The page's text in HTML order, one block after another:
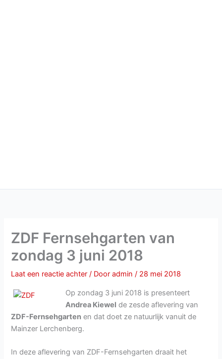
ZDF Fernsehgarten van
zondag 3 juni 2018
Laat een reactie achter / Dooradmin/ 28 mei 2018
Op zondag 3 juni 2018 is presenteert
Andrea Kiewel de zesde aflevering van
ZDF-Fernsehgarten en dat doet ze natuurlijk vanuit de
Mainzer Lerchenberg.
In deze aflevering van ZDF-Fernsehgarten draait het